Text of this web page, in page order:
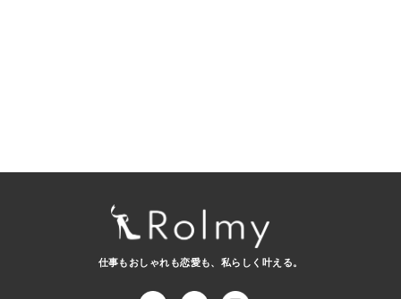
仕事もおしゃれも恋愛も、 私らしく叶える。